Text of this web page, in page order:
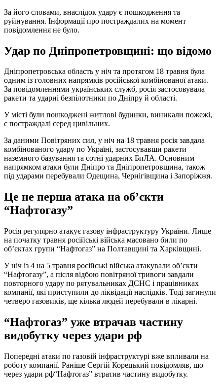
За його словами, внаслідок удару є пошкодження та
руйнування. Інформації про постраждалих на момент
повідомлення не було.
Удар по Дніпропетровщині: що відомо
Дніпропетровська область у ніч та протягом 18 травня була
одним із головних напрямків російської комбінованої атаки.
За повідомленнями українських служб, росія застосовувала
ракети та ударні безпілотники по Дніпру й області.
У місті були пошкоджені житлові будинки, виникали пожежі,
є постраждалі серед цивільних.
За даними Повітряних сил, у ніч на 18 травня росія завдала
комбінованого удару по Україні, застосувавши ракети
наземного базування та сотні ударних БпЛА. Основним
напрямком атаки були Дніпро та Дніпропетровщина, також
під ударами перебували Одещина, Чернігівщина і Запоріжжя.
Це не перша атака на об’єкти
“Нафтогазу”
Росія регулярно атакує газову інфраструктуру України. Лише
на початку травня російські війська масовано били по
об’єктах групи “Нафтогаз” на Полтавщині та Харківщині.
У ніч із 4 на 5 травня російські війська атакували об’єкти
“Нафтогазу”, а після відбою повітряної тривоги завдали
повторного удару по рятувальниках ДСНС і працівниках
компанії, які приступили до ліквідації наслідків. Тоді загинули
четверо газовиків, ще кілька людей перебували в лікарні.
“Нафтогаз” уже втрачав частину
видобутку через удари рф
Попередні атаки по газовій інфраструктурі вже впливали на
роботу компанії. Раніше Сергій Корецький повідомляв, що
через удари рф“Нафтогаз” втратив частину видобутку.